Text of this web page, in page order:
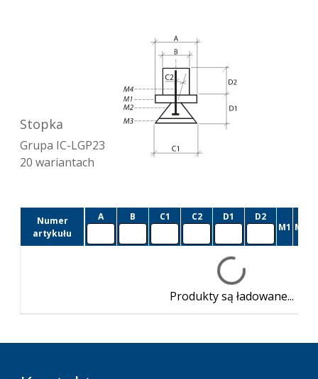
Stopka
Grupa IC-LGP23
20 wariantach
Numer
artykułu
A B C1 C2 D1
D2
M1 M2
Produkty są ładowane...